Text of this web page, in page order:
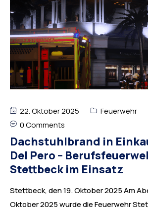
22. Oktober 2025
Feuerwehr
0 Comments
Dachstuhlbrand in
Del Pero –
Stettbeck im Einsatz
Stettbeck, den 19. Oktober 2025 Am
Oktober 2025 wurde die Feuerwehr